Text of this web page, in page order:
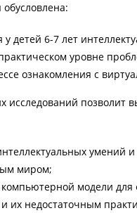
детей 6-7 лет
уровне
ознакомления с
исследований позволит
умений
миром;
модели
их недостаточным